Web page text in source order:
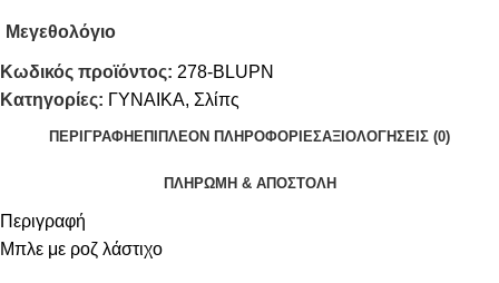
Μεγεθολόγιο
Κωδικός προϊόντος: 278-BLUPN
Κατηγορίες: ΓΥΝΑΙΚΑ, Σλίπς
ΠΕΡΙΓΡΑΦΉ ΕΠΙΠΛΈΟΝ ΠΛΗΡΟΦΟΡΊΕΣΑΞΙΟΛΟΓΉΣΕΙΣ (0)
ΠΛΗΡΩΜΗ & ΑΠΟΣΤΟΛΗ
Περιγραφή
Μπλε με ροζ λάστιχο